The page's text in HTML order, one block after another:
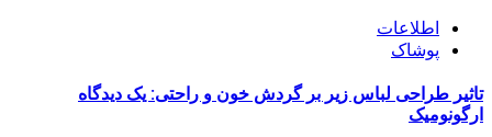
اطلاعات
پوشاک
تاثیر طراحی لباس زیر بر گردش خون و راحتی: یک دیدگاه
ارگونومیک